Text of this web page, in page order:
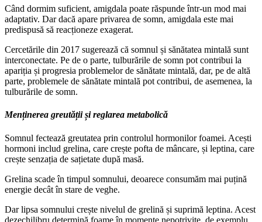
Când dormim suficient, amigdala poate răspunde într-un mod mai
adaptativ. Dar dacă apare privarea de somn, amigdala este mai
predispusă să reacționeze exagerat.
Cercetările din 2017 sugerează că somnul și sănătatea mintală sunt
interconectate. Pe de o parte, tulburările de somn pot contribui la
apariția și progresia problemelor de sănătate mintală, dar, pe de altă
parte, problemele de sănătate mintală pot contribui, de asemenea, la
tulburările de somn.
Menținerea greutății și reglarea metabolică
Somnul fectează greutatea prin controlul hormonilor foamei. Acești
hormoni includ grelina, care crește pofta de mâncare, și leptina, care
crește senzația de sațietate după masă.
Grelina scade în timpul somnului, deoarece consumăm mai puțină
energie decât în stare de veghe.
Dar lipsa somnului crește nivelul de grelină și suprimă leptina. Acest
dezechilibru determină foame în momente nepotrivite, de exemplu